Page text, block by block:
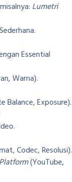
Lumetri
Essential
Warna).
Balance, Exposure).
Codec, Resolusi).
Platform(YouTube,